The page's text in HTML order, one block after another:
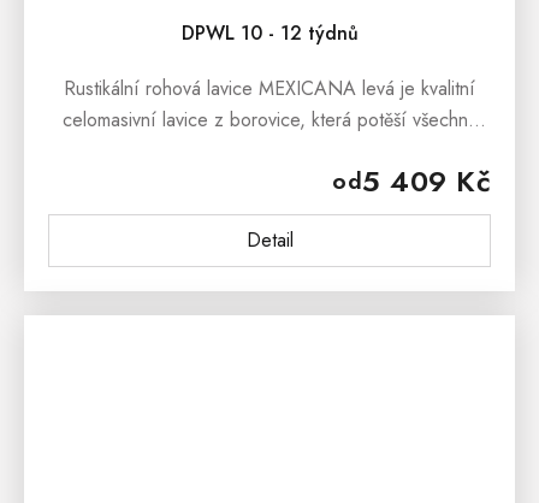
DPWL 10 - 12 týdnů
od5 409 Kč
Detail
Rustikální rohová lavice MEXICANA levá je kvalitní
celomasivní lavice z borovice, která potěší všechny